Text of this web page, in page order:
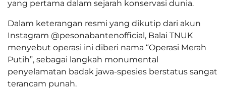
yang pertama dalam sejarah konservasi dunia.
Dalam keterangan resmi yang dikutip dari akun
Instagram @pesonabantenofficial, Balai TNUK
menyebut operasi ini diberi nama “Operasi Merah
Putih”, sebagai langkah monumental
penyelamatan badak jawa-spesies berstatus sangat
terancam punah.